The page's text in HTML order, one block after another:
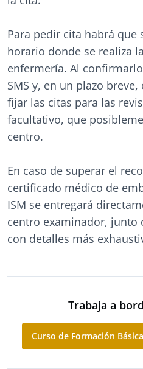
Para pedir cita habrá que
horario donde se realiza
enfermería. Al
SMS y, en un plazo
fijar las citas para las
facultativo, que
centro.
En caso de superar el
certificado médico de
ISM se entregará
centro examinador,
con detalles más
Trabaja a
Curso de Formación